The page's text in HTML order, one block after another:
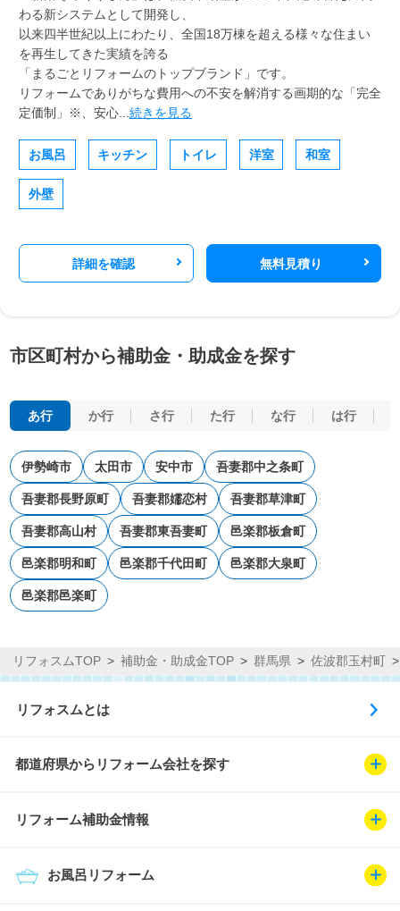
わる新システムとして開発し、
以来四半世紀以上にわたり、全国18万棟を超える様々な住まい
を再生してきた実績を誇る
「まるごとリフォームのトップブランド」です。
リフォームでありがちな費用への不安を解消する画期的な「完全
定価制」※、安心... 続きを見る
お風呂 キッチン トイレ 洋室 和室
外壁
詳細を確認 無料見積り
市区町村から補助金・助成金を探す
あ行 か行 さ行 た行 な行 は行
伊勢崎市 太田市 安中市 吾妻郡中之条町
吾妻郡長野原町 吾妻郡嬬恋村 吾妻郡草津町
吾妻郡高山村 吾妻郡東吾妻町 邑楽郡板倉町
邑楽郡明和町 邑楽郡千代田町 邑楽郡大泉町
邑楽郡邑楽町
リフォスムTOP 補助金・助成金TOP 群馬県 佐波郡玉村町
リフォスムとは
都道府県からリフォーム会社を探す
リフォーム補助金情報
お風呂リフォーム